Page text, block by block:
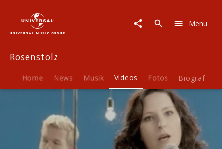
Beste
Menu
Rosenstolz
Home News Musik Videos Fotos Biografie